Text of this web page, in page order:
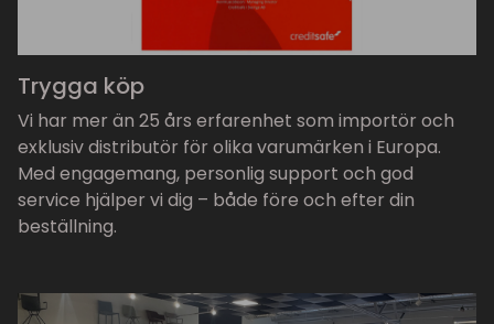
Trygga köp
Vi har mer än 25 års erfarenhet som importör och
exklusiv distributör för olika varumärken i Europa.
Med engagemang, personlig support och god
service hjälper vi dig – både före och efter din
beställning.